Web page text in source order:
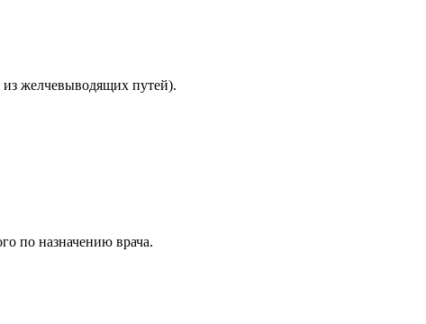
из желчевыводящих путей).
по назначению врача.